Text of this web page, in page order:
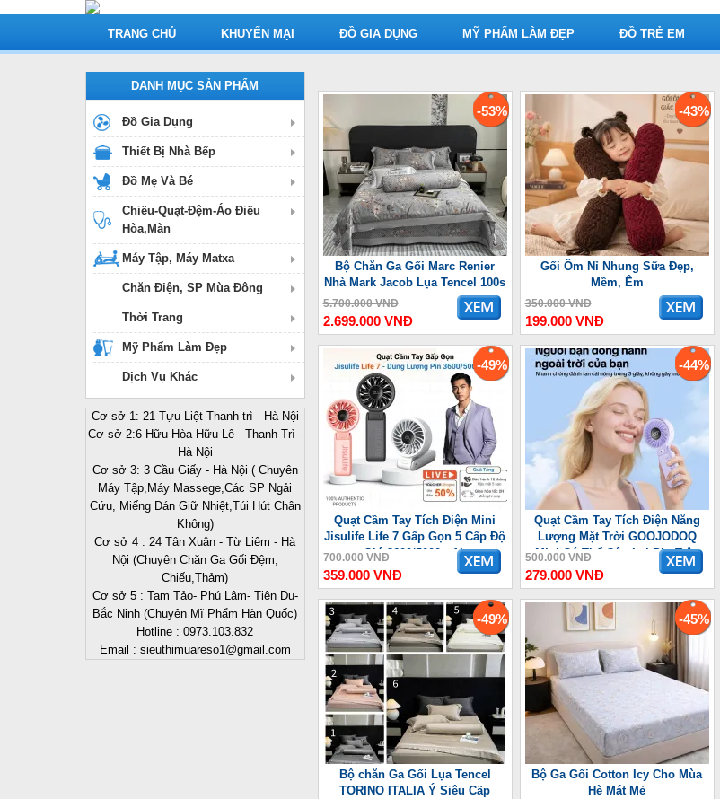
TRANG CHỦ KHUYẾN MẠI ĐỒ GIA DỤNG MỸ PHẨM LÀM ĐẸP ĐỒ TRẺ EM
-53%
Bộ Chăn Ga Gối Marc Renier
Nhà Mark Jacob Lụa Tencel 100s
Cao Cấp
5.700.000 VNĐ
2.699.000 VNĐ
-43%
Gối Ôm Nỉ Nhung Sữa Đẹp,
Mềm, Êm
350.000 VNĐ
199.000 VNĐ
-49%
Quạt Cầm Tay Tích Điện Mini
Jisulife Life 7 Gấp Gọn 5 Cấp Độ
Gió 3600/5000mAh
700.000 VNĐ
359.000 VNĐ
-44%
Quạt Cầm Tay Tích Điện Năng
Lượng Mặt Trời GOOJODOQ
Mini Có Thể Gập Lại Pin Trâu
3600 mAh
500.000 VNĐ
279.000 VNĐ
-49%
Bộ chăn Ga Gối Lụa Tencel
TORINO ITALIA Ý Siêu Cấp
-45%
Bộ Ga Gối Cotton Icy Cho Mùa
Hè Mát Mẻ
DANH MỤC SẢN PHẨM
Đồ Gia Dụng
Thiết Bị Nhà Bếp
Đồ Mẹ Và Bé
Chiếu-Quạt-Đệm-Áo Điều
Hòa,Màn
Máy Tập, Máy Matxa
Chăn Điện, SP Mùa Đông
Thời Trang
Mỹ Phẩm Làm Đẹp
Dịch Vụ Khác
Cơ sở 1: 21 Tựu Liệt-Thanh trì - Hà Nội
Cơ sở 2:6 Hữu Hòa Hữu Lê - Thanh Trì -
Hà Nội
Cơ sở 3: 3 Cầu Giấy - Hà Nội ( Chuyên
Máy Tập,Máy Massege,Các SP Ngải
Cứu, Miếng Dán Giữ Nhiệt,Túi Hút Chân
Không)
Cơ sở 4 : 24 Tân Xuân - Từ Liêm - Hà
Nội (Chuyên Chăn Ga Gối Đệm,
Chiếu,Thảm)
Cơ sở 5 : Tam Tảo- Phú Lâm- Tiên Du-
Bắc Ninh (Chuyên Mĩ Phẩm Hàn Quốc)
Hotline : 0973.103.832
Email : sieuthimuareso1@gmail.com